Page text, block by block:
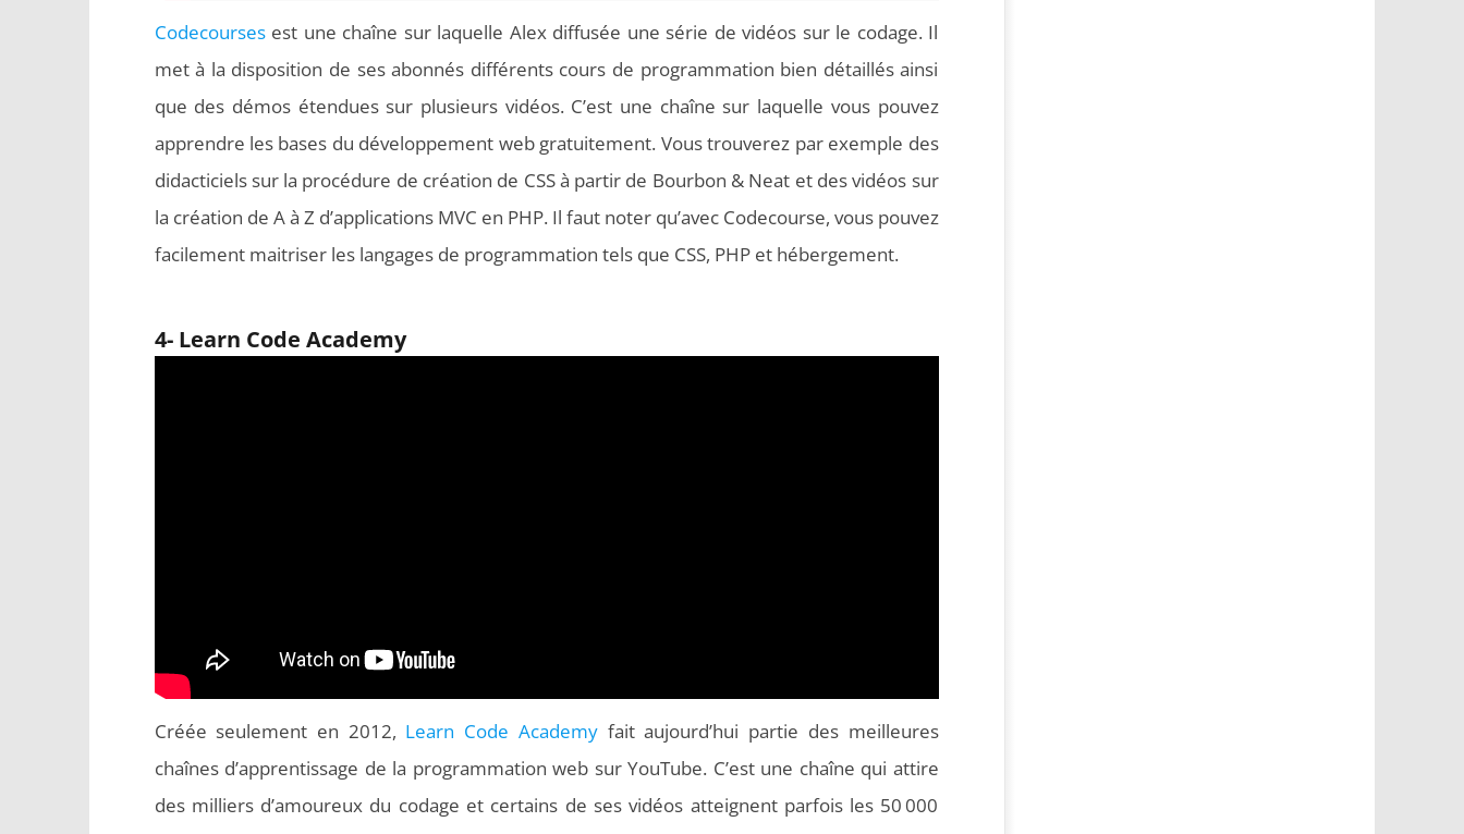
Codecoursesest une chaîne sur laquelle Alex diffusée une série de vidéos sur le codage. Il
met à la disposition de ses abonnés différents cours de programmation bien détaillés ainsi
que des démos étendues sur plusieurs vidéos. C’est une chaîne sur laquelle vous pouvez
apprendre les bases du développement web gratuitement. Vous trouverez par exemple des
didacticiels sur la procédure de création de CSS à partir de Bourbon & Neat et des vidéos sur
la création de A à Z d’applications MVC en PHP. Il faut noter qu’avec Codecourse, vous pouvez
facilement maitriser les langages de programmation tels que CSS, PHP et hébergement.
4- Learn Code Academy
Créée seulement en 2012, Learn Code Academyfait aujourd’hui partie des meilleures
chaînes d’apprentissage de la programmation web sur YouTube. C’est une chaîne qui attire
des milliers d’amoureux du codage et certains de ses vidéos atteignent parfois les 50 000